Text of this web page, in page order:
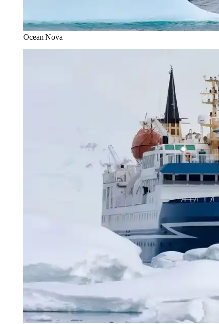
Ocean Nova